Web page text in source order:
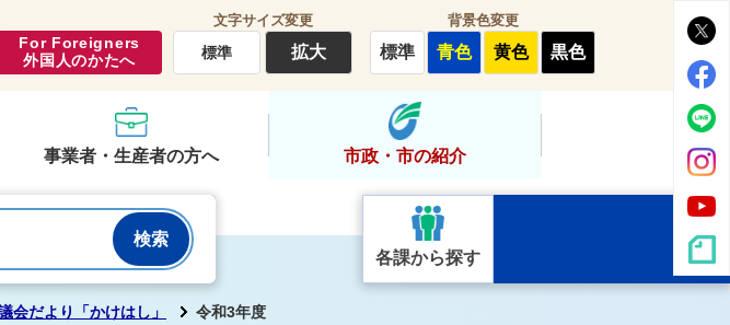
ムページくらし・行政
For Foreigners
外国人のかたへ
文字サイズ変更
標準 拡大
背景色変更
標準 青色 黄色 黒色
事業者・生産者の方へ 市政・市の紹介
各課から探す
会だより「かけはし」 令和3年度